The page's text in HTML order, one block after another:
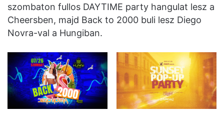
szombaton fullos DAYTIME party hangulat lesz a
Cheersben, majd Back to 2000 buli lesz Diego
Novra-val a Hungiban.